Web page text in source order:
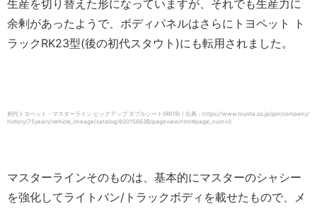
生産を切り替えた形になっていますが、それでも生産力に
余剰があったようで、ボディパネルはさらにトヨペット ト
ラックRK23型(後の初代スタウト)にも転用されました。
初代トヨペット・マスターライン ピックアップ ダブルシート(RR19) / 出典：https://www.toyota.co.jp/jpn/company/
history/75years/vehicle_lineage/catalog/60015663B/pageview.html#page_num=0
マスターラインそのものは、基本的にマスターのシャシー
を強化してライトバン/トラックボディを載せたもので、メ